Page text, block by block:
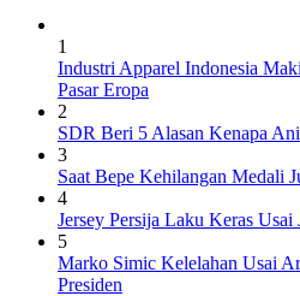
1
Industri Apparel Indonesia
Pasar Eropa
2
SDR Beri 5 Alasan Kenapa
3
Saat Bepe Kehilangan Medali
4
Jersey Persija Laku Keras Usai
5
Marko Simic Kelelahan Usai
Presiden